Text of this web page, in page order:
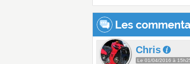
Les
Chris
Le 01/04/2016 à